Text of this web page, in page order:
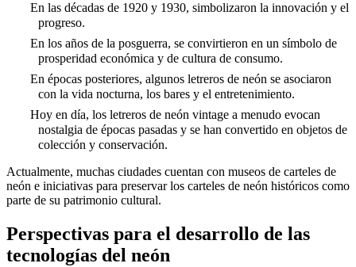
En las décadas de 1920 y 1930, simbolizaron la innovación y el
progreso.
En los años de la posguerra, se convirtieron en un símbolo de
prosperidad económica y de cultura de consumo.
En épocas posteriores, algunos letreros de neón se asociaron
con la vida nocturna, los bares y el entretenimiento.
Hoy en día, los letreros de neón vintage a menudo evocan
nostalgia de épocas pasadas y se han convertido en objetos de
colección y conservación.
Actualmente, muchas ciudades cuentan con museos de carteles de
neón e iniciativas para preservar los carteles de neón históricos como
parte de su patrimonio cultural.
Perspectivas para el desarrollo de las
tecnologías del neón